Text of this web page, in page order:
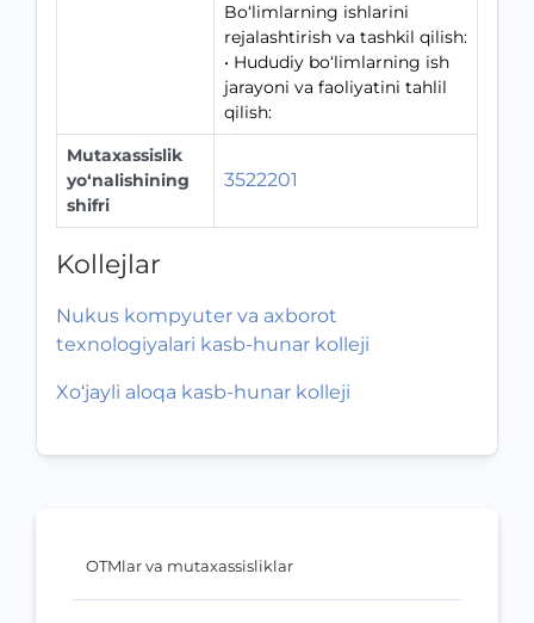
OTMlar va mutaxassisliklar
Bo‘limlarning ishlarini
rejalashtirish va tashkil qilish:
• Hududiy bo‘limlarning ish
jarayoni va faoliyatini tahlil
qilish:
Mutaxassislik
yo‘nalishining
shifri
3522201
Kollejlar
Nukus kompyuter va axborot
texnologiyalari kasb-hunar kolleji
Xo‘jayli aloqa kasb-hunar kolleji